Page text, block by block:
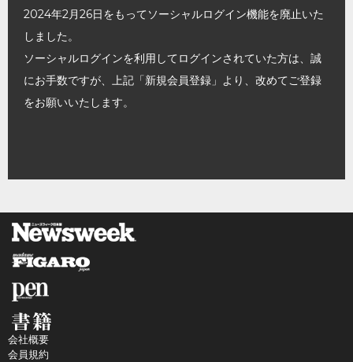
2024年2月26日をもってソーシャルログイン機能を廃止いた
しました。
ソーシャルログインを利用してログインされていた方は、誠
にお手数ですが、上記「新規会員登録」より、改めてご登録
をお願いいたします。
会社概要
会員規約